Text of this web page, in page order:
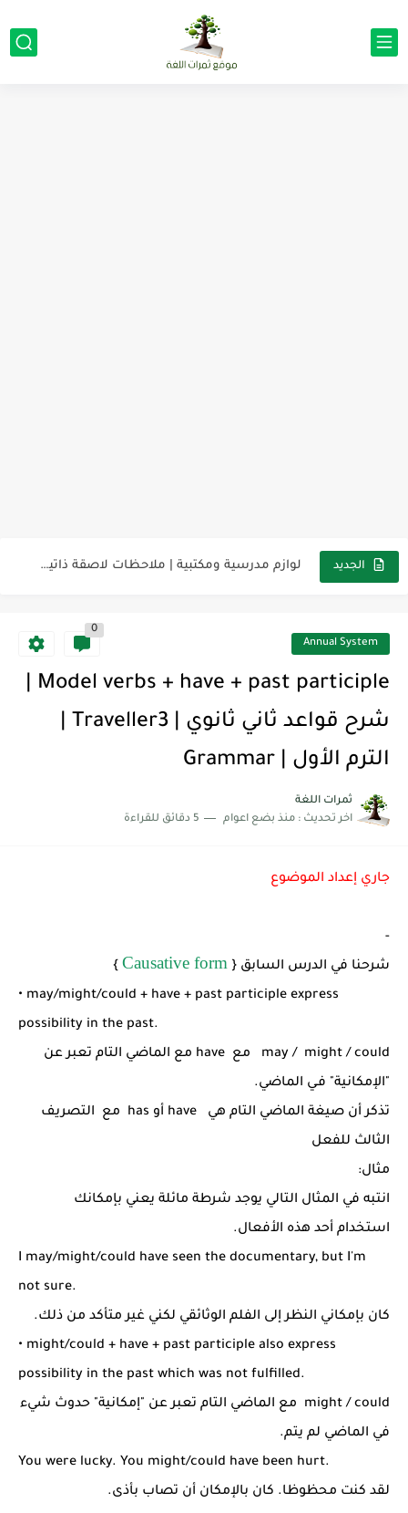
الجديد لوازم مدرسية ومكتبية | ملاحظات لاصقة ذاتية على شكل قلب...
The Winter Surprise
أفضل أكواد خصم تفيدك عند التسوق Discount Codes That Help...
Annual System
0
الترم الأول | Grammar
ثمرات اللغة
اخر تحديث : منذ بضع اعوام 5 دقائق للقراءة
جاري إعداد الموضوع
-
شرحنا في الدرس السابق { Causative form
}
• may/might/could + have + past participle express
possibility in the past.
may / might / could مع have مع الماضي التام تعبر عن
"الإمكانية" فـي الماضي.
تذكر أن صيغة الماضي التام هي have أو has مع التصريف
الثالث للفعل
مثال:
انتبه في المثال التالي يوجد شرطة مائلة يعني بإمكانك
استخدام أحد هذه الأفعال.
I may/might/could have seen the documentary, but I'm
not sure.
كان بإمكاني النظر إلى الفلم الوثائقي لكني غير متأكد من ذلك.
• might/could + have + past participle also express
possibility in the past which was not fulfilled.
might / could مع الماضي التام تعبر عن "إمكانية" حدوث شيء
في الماضي لم يتم.
You were lucky. You might/could have been hurt.
لقد كنت محظوظا. كان بالإمكان أن تصاب بأذى.